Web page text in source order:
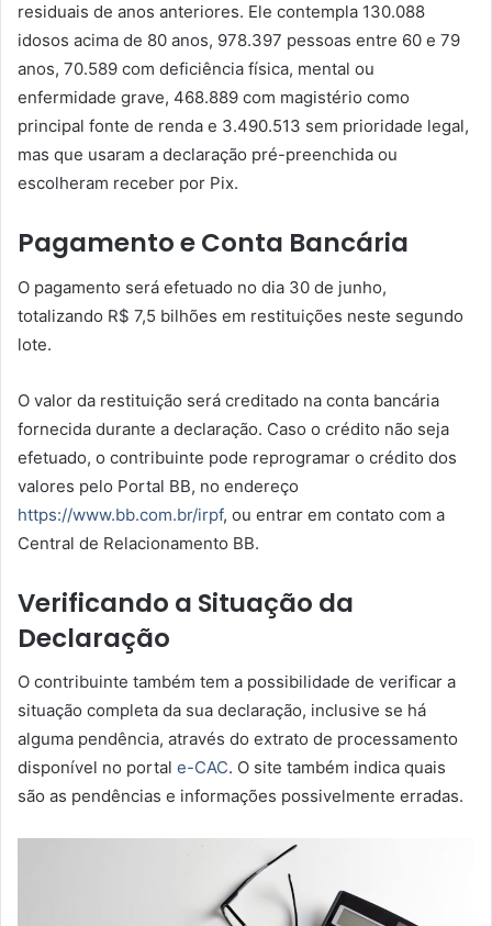
residuais de anos anteriores. Ele contempla 130.088
idosos acima de 80 anos, 978.397 pessoas entre 60 e 79
anos, 70.589 com deficiência física, mental ou
enfermidade grave, 468.889 com magistério como
principal fonte de renda e 3.490.513 sem prioridade legal,
mas que usaram a declaração pré-preenchida ou
escolheram receber por Pix.
Pagamento e Conta Bancária
O pagamento será efetuado no dia 30 de junho,
totalizando R$ 7,5 bilhões em restituições neste segundo
lote.
O valor da restituição será creditado na conta bancária
fornecida durante a declaração. Caso o crédito não seja
efetuado, o contribuinte pode reprogramar o crédito dos
valores pelo Portal BB, no endereço
https://www.bb.com.br/irpf, ou entrar em contato com a
Central de Relacionamento BB.
Verificando a Situação da
Declaração
O contribuinte também tem a possibilidade de verificar a
situação completa da sua declaração, inclusive se há
alguma pendência, através do extrato de processamento
disponível no portal e-CAC. O site também indica quais
são as pendências e informações possivelmente erradas.